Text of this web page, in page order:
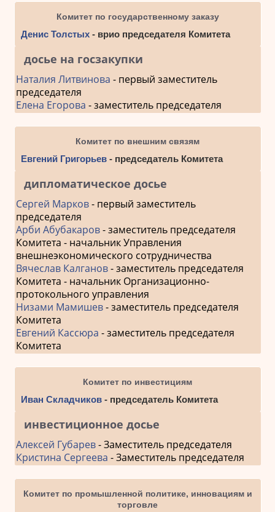
Комитет по государственному заказу
Денис Толстых- врио председателя Комитета
досье на госзакупки
Наталия Литвинова - первый заместитель
председателя
Елена Егорова - заместитель председателя
Комитет по внешним связям
Евгений Григорьев- председатель Комитета
дипломатическое досье
Сергей Марков- первый заместитель
председателя
Арби Абубакаров- заместитель председателя
Комитета - начальник Управления
внешнеэкономического сотрудничества
Вячеслав Калганов- заместитель председателя
Комитета - начальник Организационно-
протокольного управления
Низами Мамишев- заместитель председателя
Комитета
Евгений Кассюра - заместитель председателя
Комитета
Комитет по инвестициям
Иван Складчиков- председатель Комитета
инвестиционное досье
Алексей Губарев- Заместитель председателя
Кристина Сергеева - Заместитель председателя
Комитет по промышленной политике, инновациям и
торговле